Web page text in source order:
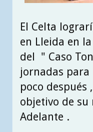
El Celta
en Lleida en
del " Caso
jornadas para
poco
objetivo de su
Adelante .